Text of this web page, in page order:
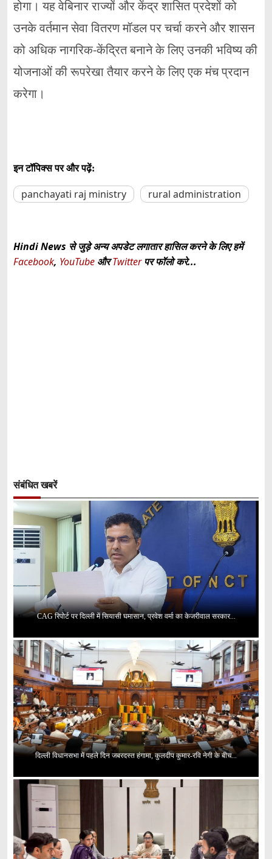
होगा। यह वेबिनार राज्यों और केंद्र शासित प्रदेशों को
उनके वर्तमान सेवा वितरण मॉडल पर चर्चा करने और शासन
को अधिक नागरिक-केंद्रित बनाने के लिए उनकी भविष्य की
योजनाओं की रूपरेखा तैयार करने के लिए एक मंच प्रदान
करेगा।
इन टॉपिक्स पर और पढ़ें:
panchayati raj ministry rural administration
Hindi News से जुड़े अन्य अपडेट लगातार हासिल करने के लिए हमें
Facebook, YouTube औरTwitterपर फॉलो करे...
संबंधित खबरें
CAG रिपोर्ट पर दिल्ली में सियासी घमासान, प्रवेश वर्मा का केजरीवाल सरकार...
दिल्ली विधानसभा में पहले दिन जबरदस्त हंगामा, कुलदीप कुमार-रवि नेगी के बीच...